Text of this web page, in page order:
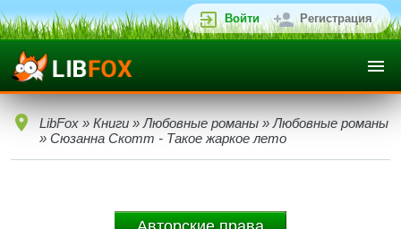
Войти Регистрация
LibFox » Книги » Любовные романы » Любовные романы
» Сюзанна Скотт - Такое жаркое лето